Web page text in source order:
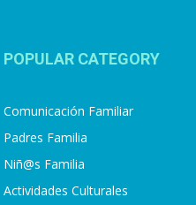
POPULAR CATEGORY
Comunicación Familiar
Padres Familia
Niñ@s Familia
Actividades Culturales